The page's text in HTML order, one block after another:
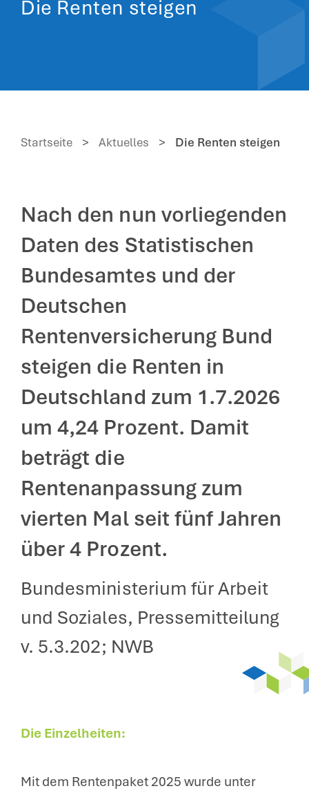
Die Renten steigen
Startseite > Aktuelles > Die Renten steigen
Nach den nun vorliegenden
Daten des Statistischen
Bundesamtes und der
Deutschen
Rentenversicherung Bund
steigen die Renten in
Deutschland zum 1.7.2026
um 4,24 Prozent. Damit
beträgt die
Rentenanpassung zum
vierten Mal seit fünf Jahren
über 4 Prozent.
Bundesministerium für Arbeit
und Soziales, Pressemitteilung
v. 5.3.202; NWB
Die Einzelheiten:
Mit dem Rentenpaket 2025 wurde unter